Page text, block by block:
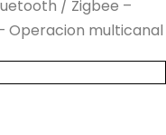
/ Zigbee –
Operacion multicanal